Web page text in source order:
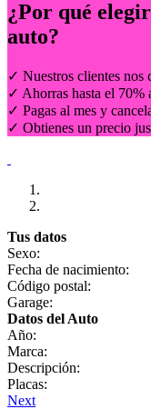
¿Por qué elegir
auto?
✓ Nuestros clientes nos
✓ Ahorras hasta el 70%
✓ Pagas al mes y
✓ Obtienes un precio
Tus datos
Sexo:
Fecha de nacimiento:
Código postal:
Garage:
Datos del Auto
Año:
Marca:
Descripción:
Placas:
Next